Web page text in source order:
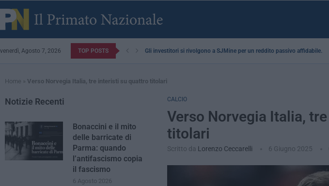
venerdì, Agosto 7, 2026 TOP POSTS Gli investitori si rivolgono a SJMine per un reddito passivo affidabile...
Home » Verso Norvegia Italia, tre interisti su quattro titolari
CALCIO
Verso Norvegia Italia,
titolari
Scritto da Lorenzo Ceccarelli 6 Giugno 2025
Notizie Recenti
Bonaccini e il mito
delle barricate di
Parma: quando
l’antifascismo copia
il fascismo
6 Agosto 2026